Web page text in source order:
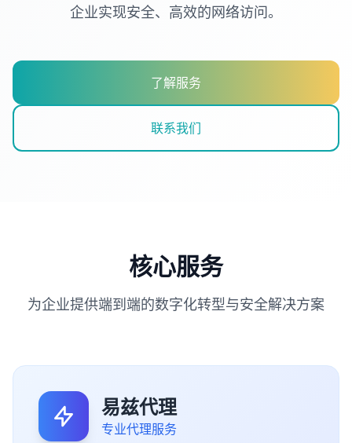
企业实现安全、高效的网络访问。
了解服务
联系我们
核心服务
为企业提供端到端的数字化转型与安全解决方案
易兹代理
专业代理服务